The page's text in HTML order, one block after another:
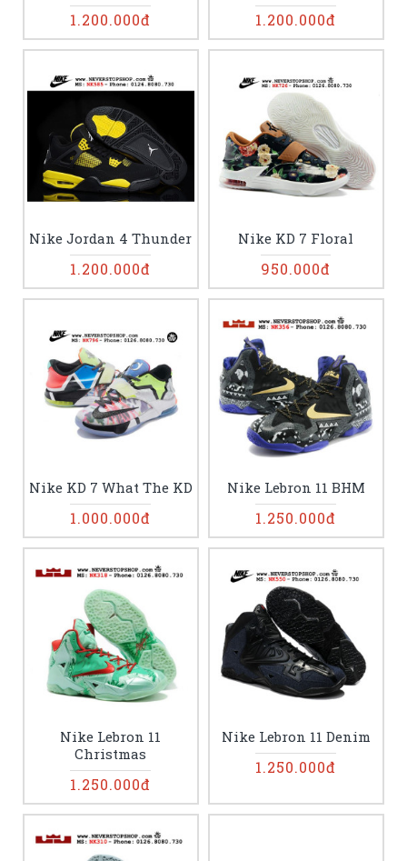
1.200.000đ 1.200.000đ
Nike Jordan 4 Thunder
1.200.000đ
Nike KD 7 Floral
950.000đ
Nike KD 7 What The KD
1.000.000đ
Nike Lebron 11 BHM
1.250.000đ
Nike Lebron 11
Christmas
1.250.000đ
Nike Lebron 11 Denim
1.250.000đ